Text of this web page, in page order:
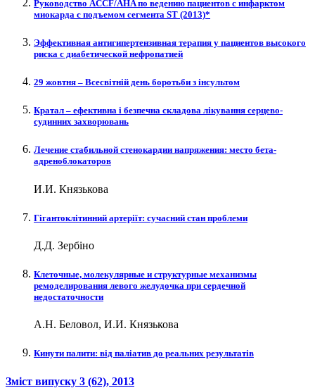
Руководство ACCF/AHA по ведению пациентов с инфарктом
миокарда с подъемом сегмента ST (2013)*
Эффективная антигипертензивная терапия у пациентов высокого
риска с диабетической нефропатией
29 жовтня – Всесвітній день боротьби з інсультом
Кратал – ефективна і безпечна складова лікування серцево-
судинних захворювань
Лечение стабильной стенокардии напряжения: место бета-
адреноблокаторов
И.И. Князькова
Гігантоклітинний артеріїт: сучасний стан проблеми
Д.Д. Зербіно
Клеточные, молекулярные и структурные механизмы
ремоделирования левого желудочка при сердечной
недостаточности
А.Н. Беловол, И.И. Князькова
Кинути палити: від паліатив до реальних результатів
Зміст випуску 3 (62), 2013